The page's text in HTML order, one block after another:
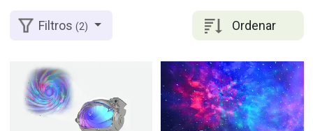
Ordenar
Filtros(2)